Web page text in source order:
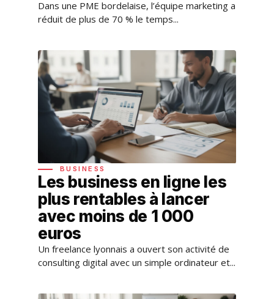
Dans une PME bordelaise, l’équipe marketing a
réduit de plus de 70 % le temps...
BUSINESS
Les business en ligne les
plus rentables à lancer
avec moins de 1 000
euros
Un freelance lyonnais a ouvert son activité de
consulting digital avec un simple ordinateur et...